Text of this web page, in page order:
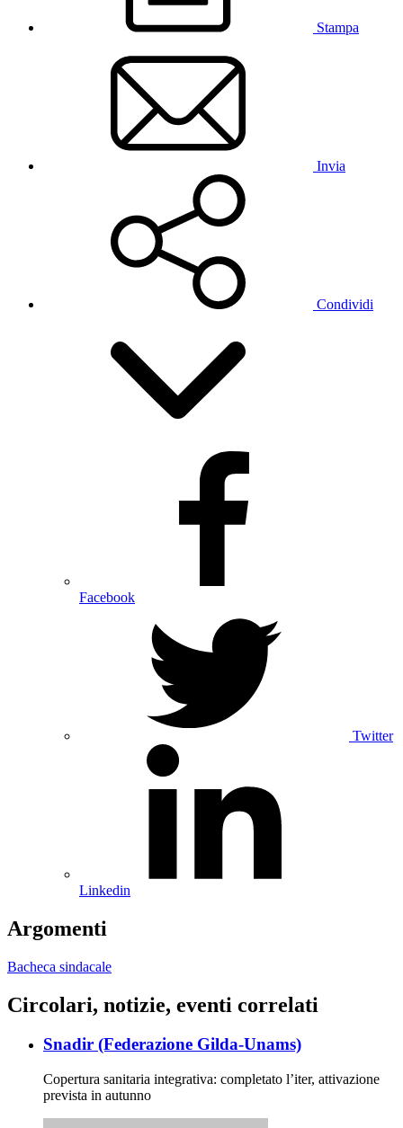
Stampa
Invia
Condividi
Facebook
Twitter
Linkedin
Argomenti
Bacheca sindacale
Circolari, notizie, eventi correlati
Snadir (Federazione Gilda-Unams)
Copertura sanitaria integrativa: completato l’iter, attivazione
prevista in autunno